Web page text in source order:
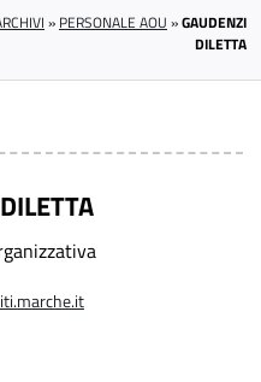
» PERSONALE AOU »GAUDENZI
DILETTA